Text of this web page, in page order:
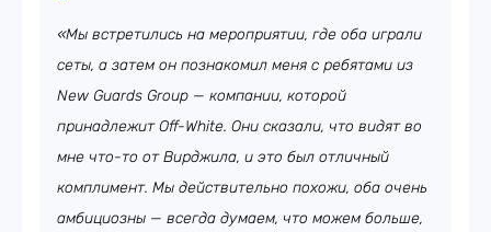
«Мы встретились на мероприятии, где оба играли
сеты, а затем он познакомил меня с ребятами из
New Guards Group — компании, которой
принадлежит Off-White. Они сказали, что видят во
мне что-то от Вирджила, и это был отличный
комплимент. Мы действительно похожи, оба очень
амбициозны — всегда думаем, что можем больше,